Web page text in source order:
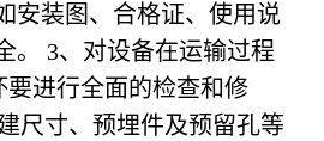
安装图、合格证、使用说
。 3、对设备在运输过程
要进行全面的检查和修
尺寸、预埋件及预留孔等